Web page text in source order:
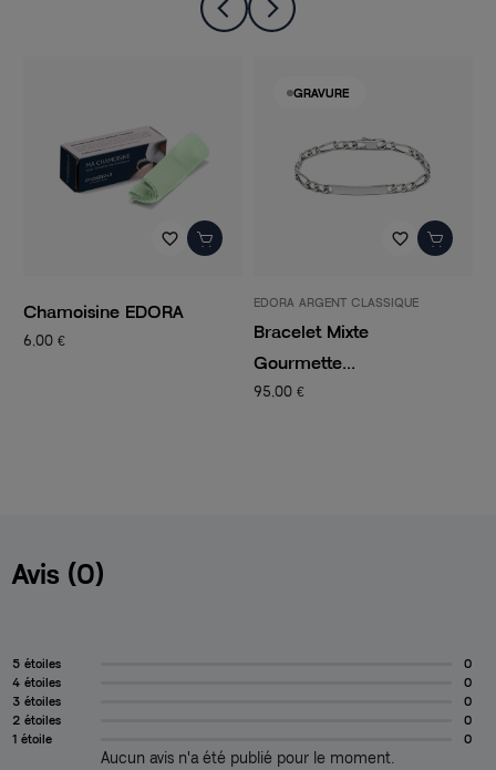
EDORA
GRAVURE
EDORA ARGENT CLASSIQUE
Bracelet Mixte
Gourmette...
Avis (0)
5 étoiles
0
4 étoiles
0
3 étoiles
0
2 étoiles
0
1 étoile
0
Aucun avis n'a été publié pour le moment.